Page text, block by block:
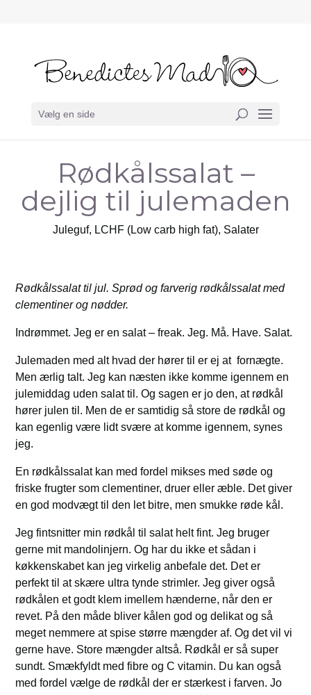
Vælg en side
Rødkålssalat –
dejlig til julemaden
Juleguf, LCHF (Low carb high fat), Salater
Rødkålssalat til jul. Sprød og farverig rødkålssalat med
clementiner og nødder.
Indrømmet. Jeg er en salat – freak. Jeg. Må. Have. Salat.
Julemaden med alt hvad der hører til er ej at fornægte.
Men ærlig talt. Jeg kan næsten ikke komme igennem en
julemiddag uden salat til. Og sagen er jo den, at rødkål
hører julen til. Men de er samtidig så store de rødkål og
kan egenlig være lidt svære at komme igennem, synes
jeg.
En rødkålssalat kan med fordel mikses med søde og
friske frugter som clementiner, druer eller æble. Det giver
en god modvægt til den let bitre, men smukke røde kål.
Jeg fintsnitter min rødkål til salat helt fint. Jeg bruger
gerne mit mandolinjern. Og har du ikke et sådan i
køkkenskabet kan jeg virkelig anbefale det. Det er
perfekt til at skære ultra tynde strimler. Jeg giver også
rødkålen et godt klem imellem hænderne, når den er
revet. På den måde bliver kålen god og delikat og så
meget nemmere at spise større mængder af. Og det vil vi
gerne have. Store mængder altså. Rødkål er så super
sundt. Smækfyldt med fibre og C vitamin. Du kan også
med fordel vælge de rødkål der er stærkest i farven. Jo